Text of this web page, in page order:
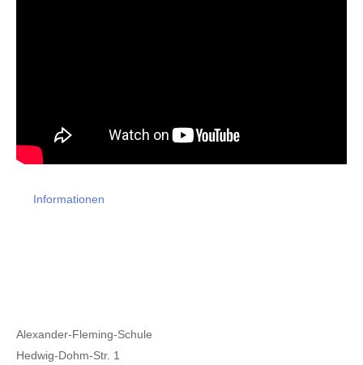
Informationen
Alexander-Fleming-Schule
Hedwig-Dohm-Str. 1